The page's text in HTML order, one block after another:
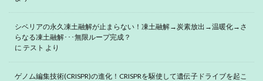
シベリアの永久凍土融解が止まらない！凍土融解→炭素放出→温暖化→さ
らなる凍土融解･･･無限ループ完成？
に テスト より
ゲノム編集技術(CRISPR)の進化！CRISPRを駆使して遺伝子ドライブを起こ